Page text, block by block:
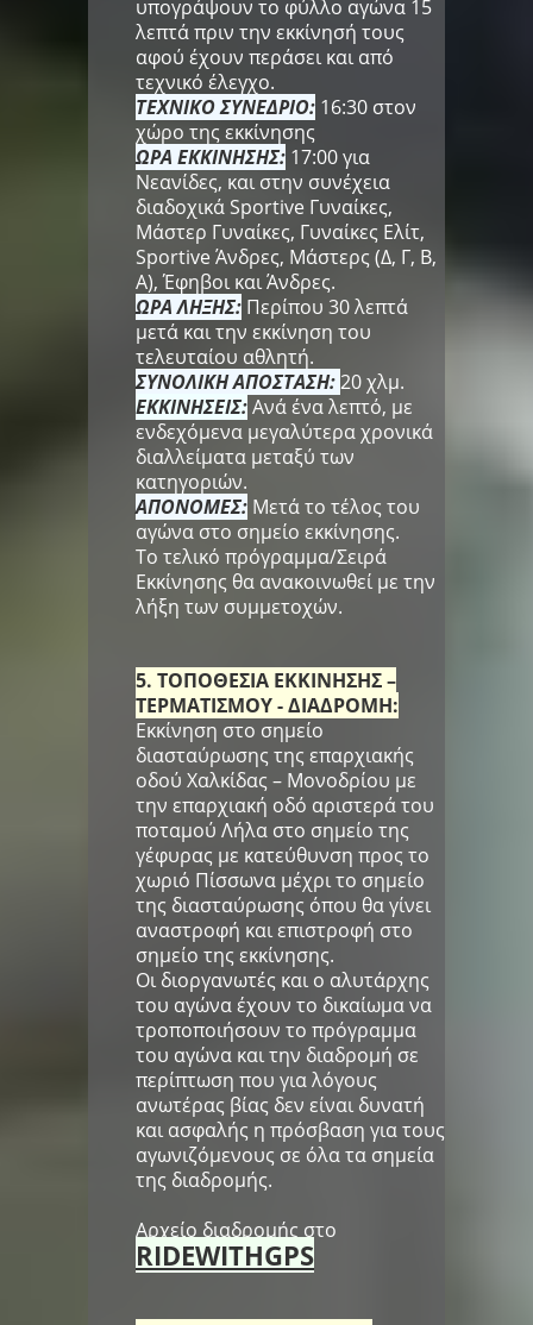
υπογράψουν το φύλλο αγώνα 15
λεπτά πριν την εκκίνησή τους
αφού έχουν περάσει και από
τεχνικό έλεγχο.
ΤΕΧΝΙΚΟ ΣΥΝΕΔΡΙΟ: 16:30 στον
χώρο της εκκίνησης
ΩΡΑ ΕΚΚΙΝΗΣΗΣ: 17:00 για
Νεανίδες, και στην συνέχεια
διαδοχικά Sportive Γυναίκες,
Μάστερ Γυναίκες, Γυναίκες Ελίτ,
Sportive Άνδρες, Μάστερς (Δ, Γ, Β,
Α), Έφηβοι και Άνδρες.
ΩΡΑ ΛΗΞΗΣ: Περίπου 30 λεπτά
μετά και την εκκίνηση του
τελευταίου αθλητή.
ΣΥΝΟΛΙΚΗ ΑΠΟΣΤΑΣΗ:20 χλμ.
ΕΚΚΙΝΗΣΕΙΣ:Ανά ένα λεπτό, με
ενδεχόμενα μεγαλύτερα χρονικά
διαλλείματα μεταξύ των
κατηγοριών.
ΑΠΟΝΟΜΕΣ: Μετά το τέλος του
αγώνα στο σημείο εκκίνησης.
Το τελικό πρόγραμμα/Σειρά
Εκκίνησης θα ανακοινωθεί με την
λήξη των συμμετοχών.
5. ΤΟΠΟΘΕΣΙΑ ΕΚΚΙΝΗΣΗΣ –
ΤΕΡΜΑΤΙΣΜΟΥ - ΔΙΑΔΡΟΜΗ:
Εκκίνηση στο σημείο
διασταύρωσης της επαρχιακής
οδού Χαλκίδας – Μονοδρίου με
την επαρχιακή οδό αριστερά του
ποταμού Λήλα στο σημείο της
γέφυρας με κατεύθυνση προς το
χωριό Πίσσωνα μέχρι το σημείο
της διασταύρωσης όπου θα γίνει
αναστροφή και επιστροφή στο
σημείο της εκκίνησης.
Οι διοργανωτές και ο αλυτάρχης
του αγώνα έχουν το δικαίωμα να
τροποποιήσουν το πρόγραμμα
του αγώνα και την διαδρομή σε
περίπτωση που για λόγους
ανωτέρας βίας δεν είναι δυνατή
και ασφαλής η πρόσβαση για τους
αγωνιζόμενους σε όλα τα σημεία
της διαδρομής.
Αρχείο διαδρομής στο
RIDEWITHGPS